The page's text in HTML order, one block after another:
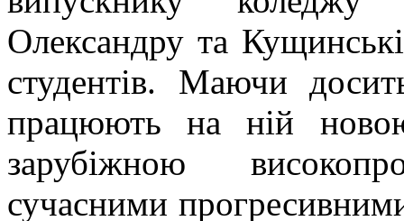
Олександру та
студентів. Маючи
працюють на ній
зарубіжною
сучасними